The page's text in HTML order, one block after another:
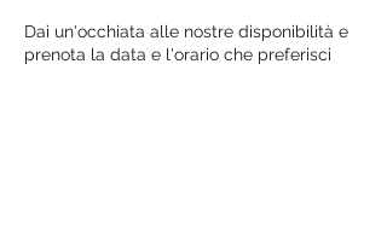
Dai un'occhiata alle nostre disponibilità e
prenota la data e l'orario che preferisci